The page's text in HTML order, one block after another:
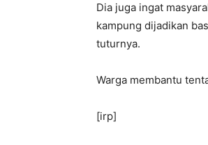
Dia juga ingat
kampung dijadikan
tuturnya.
Warga membantu
[irp]